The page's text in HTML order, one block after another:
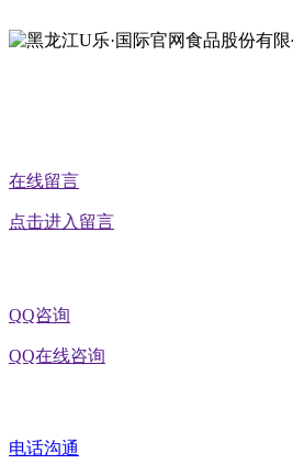
在线留言
点击进入留言
QQ咨询
QQ在线咨询
电话沟通